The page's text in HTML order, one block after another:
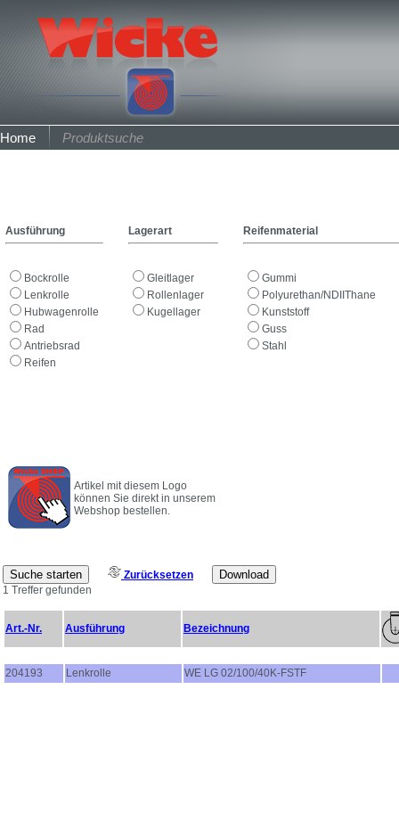
Home Produktsuche
Ausführung Lagerart Reifenmaterial
Bockrolle
Lenkrolle
Hubwagenrolle
Rad
Antriebsrad
Reifen
Gleitlager
Rollenlager
Kugellager
Gummi
Polyurethan/NDIIThane
Kunststoff
Guss
Stahl
Artikel mit diesem Logo
können Sie direkt in unserem
Webshop bestellen.
Zurücksetzen
1 Treffer gefunden
Art.-Nr. Ausführung Bezeichnung
204193 Lenkrolle WE LG 02/100/40K-FSTF